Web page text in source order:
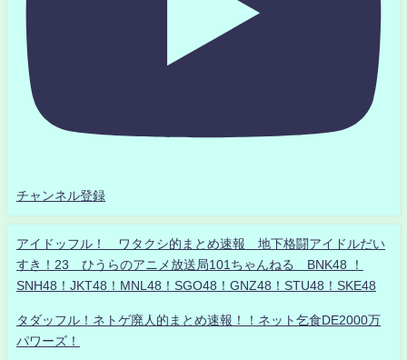
チャンネル登録
アイドッフル！ ワタクシ的まとめ速報 地下格闘アイドルだい
すき！23 ひうらのアニメ放送局101ちゃんねる BNK48 ！
SNH48！JKT48！MNL48！SGO48！GNZ48！STU48！SKE48
タダッフル！ネトゲ廃人的まとめ速報！！ネット乞食DE2000万
パワーズ！